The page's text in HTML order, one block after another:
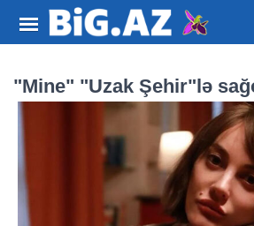
"Mine" "Uzak Şehir"lə